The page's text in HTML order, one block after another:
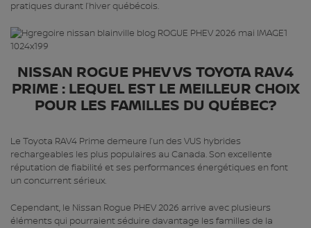
pratiques durant l’hiver québécois.
NISSAN ROGUE PHEV VS TOYOTA RAV4
PRIME : LEQUEL EST LE MEILLEUR CHOIX
POUR LES FAMILLES DU QUÉBEC?
Le Toyota RAV4 Prime demeure l’un des VUS hybrides
rechargeables les plus populaires au Canada. Son excellente
réputation de fiabilité et ses performances énergétiques en font
un concurrent sérieux.
Cependant, le Nissan Rogue PHEV 2026 arrive avec plusieurs
éléments qui pourraient séduire davantage les familles de la